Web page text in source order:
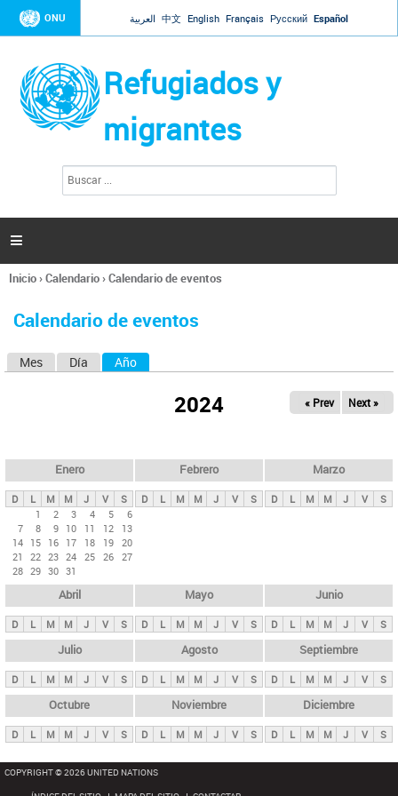
Jump to navigation
ONU العربية 中文 English Français Русский Español
Refugiados y
migrantes
l
d
s

Se
usted
Inicio›Calendario›Calendario de eventos
Calendario de eventos
s
p
n
i
p
a
l
s
Mes Día Año
2024 « Prev Next »
Enero
D L M M J V
S
1
2 3 4 5
6
7
8 9 10 11 12
13
14 15 16 17 18 19 20
21
22 23 24 25 26 27
28 29 30 31
Febrero
D L M M J V S
Marzo
D L M M J V S
Abril
D L M M J V S
Mayo
D L M M J V S
Junio
D L M M J V S
Julio
D L M M J V S
Agosto
D L M M J V S
Septiembre
D L M M J V S
Octubre
D L M M J V S
Noviembre
D L M M J V S
Diciembre
D L M M J V S
COPYRIGHT © 2026 UNITED NATIONS